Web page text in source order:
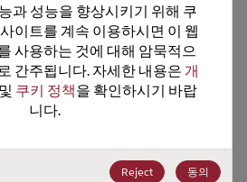
대체 제품
과 성능을 향상시키기 위해 쿠
이트를 계속 이용하시면 이 웹
사용하는 것에 대해 암묵적으
간주됩니다. 자세한 내용은 개
및 쿠키 정책을 확인하시기 바랍
니다.
Reject 동의